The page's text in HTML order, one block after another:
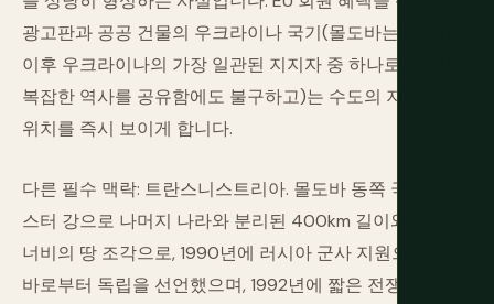
광고판과 공공 건물의 우크라이나 국기(몰도바는 2022년
이후 우크라이나의 가장 일관된 지지자 중 하나로, 국경과
복잡한 역사를 공유함에도 불구하고)는 수도의 지정학적
위치를 즉시 보이게 합니다.
다른 필수 맥락: 트란스니스트리아. 몰도바 동쪽 국경, 드네
스터 강으로 나머지 나라와 분리된 400km 길이와 40km
너비의 땅 조각으로, 1990년에 러시아 군사 지원으로 몰도
바로부터 독립을 선언했으며, 1992년에 짧은 전쟁을 벌였